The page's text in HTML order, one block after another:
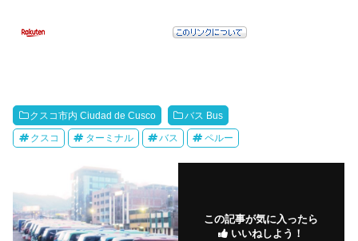
クスコ市内 Ciudad de Cusco バス Bus
クスコ ターミナル バス ペルー
この記事が気に入ったら
いいねしよう！